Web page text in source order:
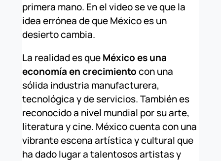
primera mano. En el video se ve que la
idea errónea de que México es un
desierto cambia.
La realidad es queMéxico es una
economía en crecimientocon una
sólida industria manufacturera,
tecnológica y de servicios. También es
reconocido a nivel mundial por su arte,
literatura y cine. México cuenta con una
vibrante escena artística y cultural que
ha dado lugar a talentosos artistas y